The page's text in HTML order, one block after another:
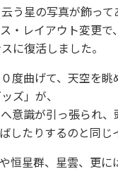
う星の写真が飾っ
・レイアウト変更
に復活しました。
度曲げて、天空を眺
ズ」が、
意識が引っ張られ
たりするのと同じ
恒星群、星雲、更に